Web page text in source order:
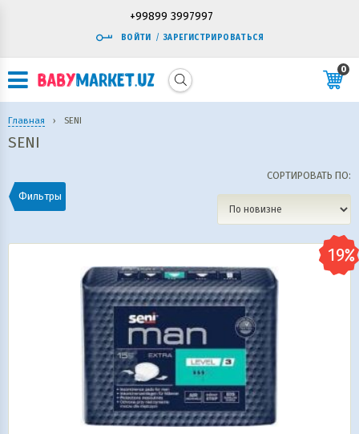
+99899 3997997
ВОЙТИ / ЗАРЕГИСТРИРОВАТЬСЯ
0
Главная › SENI
SENI
Фильтры
СОРТИРОВАТЬ ПО: